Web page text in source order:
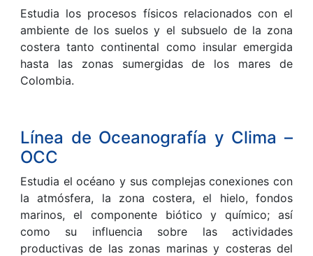
Estudia los procesos físicos relacionados con el
ambiente de los suelos y el subsuelo de la zona
costera tanto continental como insular emergida
hasta las zonas sumergidas de los mares de
Colombia.
Línea de Oceanografía y Clima –
OCC
Estudia el océano y sus complejas conexiones con
la atmósfera, la zona costera, el hielo, fondos
marinos, el componente biótico y químico; así
como su influencia sobre las actividades
productivas de las zonas marinas y costeras del